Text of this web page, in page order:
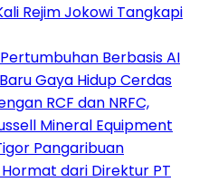
Rejim Jokowi Tangkapi
Berbasis AI
Gaya Hidup Cerdas
RCF dan NRFC,
Mineral Equipment
Pangaribuan
dari Direktur PT